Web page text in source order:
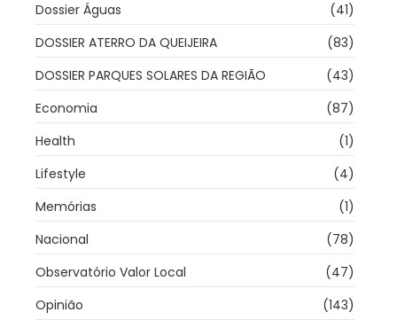
Dossier Águas
(41)
DOSSIER ATERRO DA QUEIJEIRA
(83)
DOSSIER PARQUES SOLARES DA REGIÃO
(43)
Economia
(87)
Health
(1)
Lifestyle
(4)
Memórias
(1)
Nacional
(78)
Observatório Valor Local
(47)
Opinião
(143)